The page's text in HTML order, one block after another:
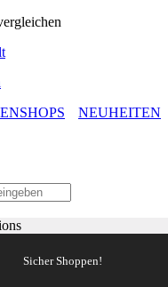
NEUHEITEN
Sicher Shoppen!